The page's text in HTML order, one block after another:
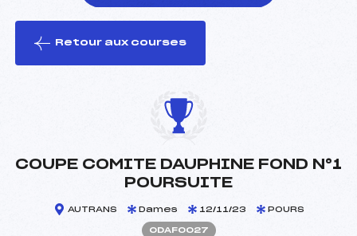
le ski
Retour aux courses
COUPE COMITE DAUPHINE FOND N°1
POURSUITE
AUTRANS Dames 12/11/23 POURS
ODAF0027